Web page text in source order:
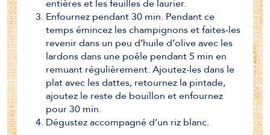
entières et les feuilles de laurier.
Enfournez pendant 30 min. Pendant ce
temps émincez les champignons et faites-les
revenir dans un peu d’huile d’olive avec les
lardons dans une poêle pendant 5 min en
remuant régulièrement. Ajoutez-les dans le
plat avec les dattes, retournez la pintade,
ajoutez le reste de bouillon et enfournez
pour 30 min.
Dégustez accompagné d’un riz blanc.